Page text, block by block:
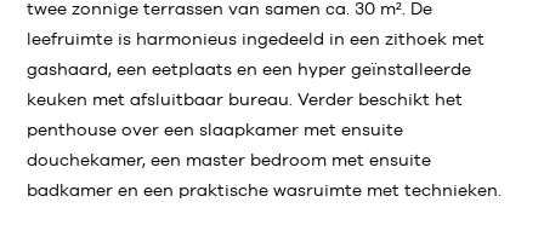
twee zonnige terrassen van samen ca. 30 m². De
leefruimte is harmonieus ingedeeld in een zithoek met
gashaard, een eetplaats en een hyper geïnstalleerde
keuken met afsluitbaar bureau. Verder beschikt het
penthouse over een slaapkamer met ensuite
douchekamer, een master bedroom met ensuite
badkamer en een praktische wasruimte met technieken.